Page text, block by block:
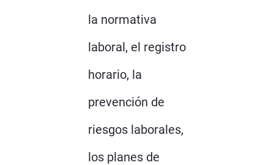
la normativa
laboral, el registro
horario, la
prevención de
riesgos laborales,
los planes de